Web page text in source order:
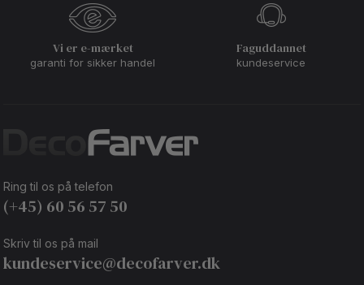
Vi er e-mærket
garanti for sikker handel
Faguddannet
kundeservice
Ring til os på telefon
(+45) 60 56 57 50
Skriv til os på mail
kundeservice@decofarver.dk